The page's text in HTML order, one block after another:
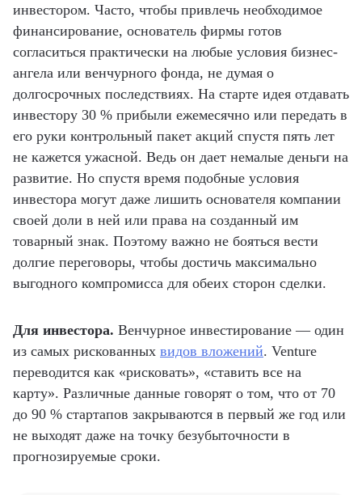
инвестором. Часто, чтобы привлечь необходимое
финансирование, основатель фирмы готов
согласиться практически на любые условия бизнес-
ангела или венчурного фонда, не думая о
долгосрочных последствиях. На старте идея отдавать
инвестору 30 % прибыли ежемесячно или передать в
его руки контрольный пакет акций спустя пять лет
не кажется ужасной. Ведь он дает немалые деньги на
развитие. Но спустя время подобные условия
инвестора могут даже лишить основателя компании
своей доли в ней или права на созданный им
товарный знак. Поэтому важно не бояться вести
долгие переговоры, чтобы достичь максимально
выгодного компромисса для обеих сторон сделки.
Для инвестора. Венчурное инвестирование — один
из самых рискованных видов вложений. Venture
переводится как «рисковать», «ставить все на
карту». Различные данные говорят о том, что от 70
до 90 % стартапов закрываются в первый же год или
не выходят даже на точку безубыточности в
прогнозируемые сроки.